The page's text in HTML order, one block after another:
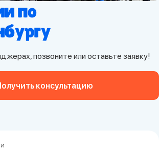
по
позвоните или оставьте заявку!
консультацию